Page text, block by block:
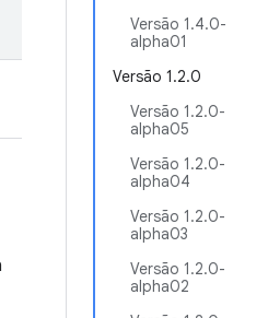
Versão 1.4.0-
alpha01
Versão 1.2.0
Versão 1.2.0-
alpha05
Versão 1.2.0-
alpha04
Versão 1.2.0-
alpha03
Versão 1.2.0-
alpha02